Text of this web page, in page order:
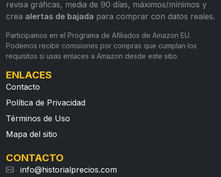
revisa gráficas, media de 90 días, máximos/mínimos y
crea alertas de bajada para comprar con datos reales.
Participamos en el Programa de Afiliados de Amazon EU.
Podemos recibir comisiones por compras que cumplan los
requisitos si usas enlaces a Amazon desde este sitio.
ENLACES
Contacto
Política de Privacidad
Términos de Uso
Mapa del sitio
CONTACTO
info@historialprecios.com